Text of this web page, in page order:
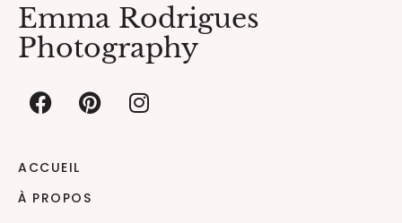
Emma Rodrigues
Photography
ACCUEIL
À PROPOS